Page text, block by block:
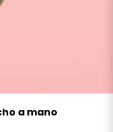
a mano